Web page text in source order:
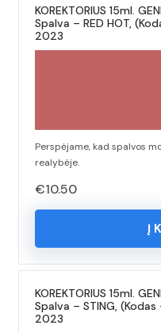
KOREKTORIUS 15ml.
Spalva – RED HOT,
2023
Perspėjame, kad spalvos
realybėje.
€10.50
Į
KOREKTORIUS 15ml.
Spalva – STING,
2023